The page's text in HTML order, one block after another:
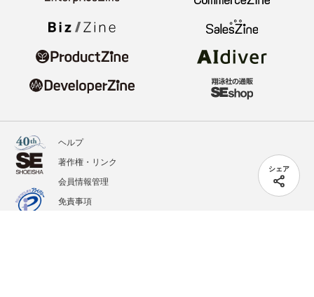
シェア
ヘルプ
著作権・リンク
会員情報管理
免責事項